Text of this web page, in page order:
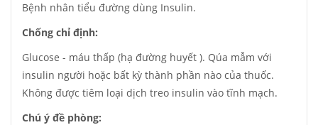
Bệnh nhân tiểu đường dùng Insulin.
Chống chỉ định:
Glucose - máu thấp (hạ đường huyết ). Qúa mẫm với
insulin người hoặc bất kỳ thành phần nào của thuốc.
Không được tiêm loại dịch treo insulin vào tĩnh mạch.
Chú ý đề phòng: